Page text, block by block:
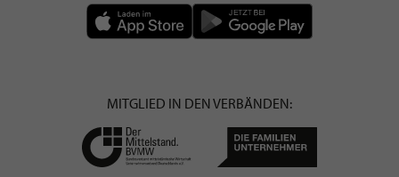
MITGLIED IN DEN VERBÄNDEN: